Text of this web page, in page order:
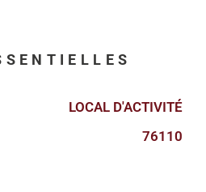
LOCAL D'ACTIVITÉ
76110